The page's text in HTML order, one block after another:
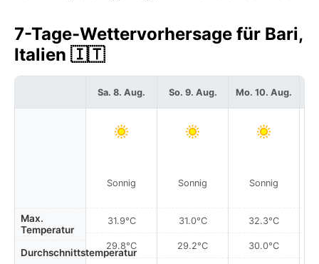
7-Tage-Wettervorhersage für Bari,
Italien 🇮🇹
Max.
Temperatur
Durchschnittstemperatur
Sa. 8. Aug.
Sonnig
31.9°C
29.8°C
So. 9. Aug.
Sonnig
31.0°C
29.2°C
Mo. 10. Aug.
Sonnig
32.3°C
30.0°C